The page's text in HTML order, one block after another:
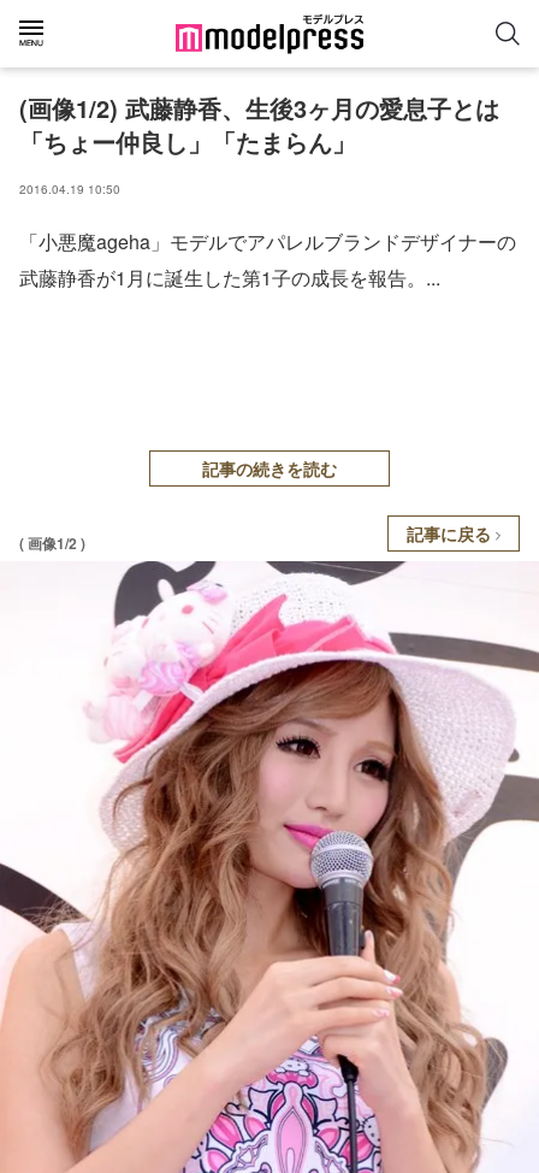
(画像1/2) 武藤静香、生後3ヶ月の愛息子とは
「ちょー仲良し」「たまらん」
2016.04.19 10:50
「小悪魔ageha」モデルでアパレルブランドデザイナーの
武藤静香が1月に誕生した第1子の成長を報告。...
記事の続きを読む
( 画像1/2 ) 記事に戻る